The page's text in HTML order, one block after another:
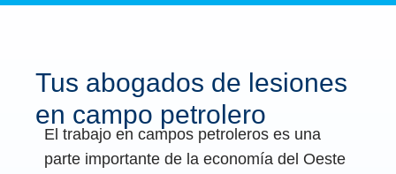
Tus abogados de lesiones
en campo petrolero
El trabajo en campos petroleros es una
parte importante de la economía del Oeste